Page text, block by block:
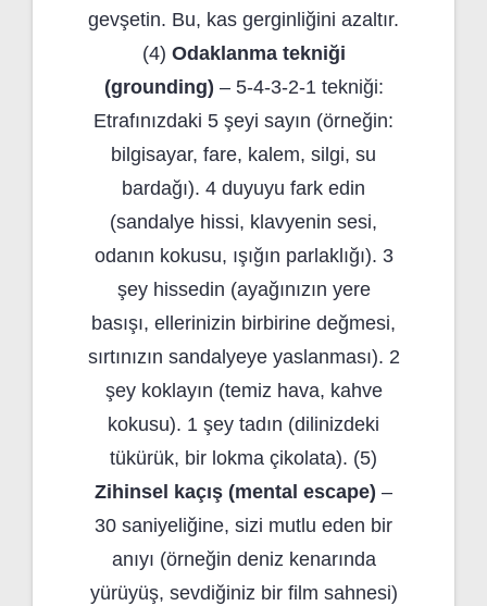
gevşetin. Bu, kas gerginliğini azaltır.
(4) Odaklanma tekniği
(grounding) – 5-4-3-2-1 tekniği:
Etrafınızdaki 5 şeyi sayın (örneğin:
bilgisayar, fare, kalem, silgi, su
bardağı). 4 duyuyu fark edin
(sandalye hissi, klavyenin sesi,
odanın kokusu, ışığın parlaklığı). 3
şey hissedin (ayağınızın yere
basışı, ellerinizin birbirine değmesi,
sırtınızın sandalyeye yaslanması). 2
şey koklayın (temiz hava, kahve
kokusu). 1 şey tadın (dilinizdeki
tükürük, bir lokma çikolata). (5)
Zihinsel kaçış (mental escape) –
30 saniyeliğine, sizi mutlu eden bir
anıyı (örneğin deniz kenarında
yürüyüş, sevdiğiniz bir film sahnesi)